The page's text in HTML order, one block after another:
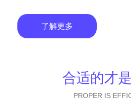
了解更多
合适的才
PROPER IS